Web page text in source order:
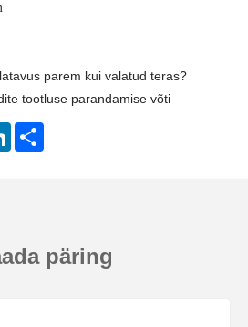
parem kui valatud teras?
tootluse parandamise võti
LinkedIn
päring